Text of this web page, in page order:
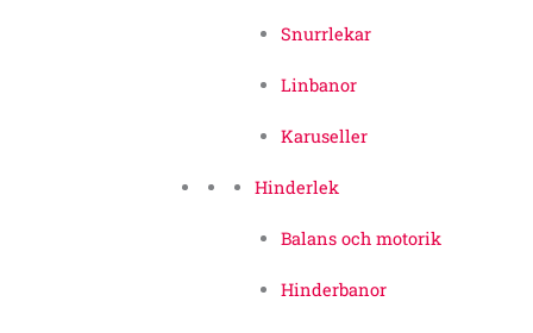
Snurrlekar
Linbanor
Karuseller
Hinderlek
Balans och motorik
Hinderbanor